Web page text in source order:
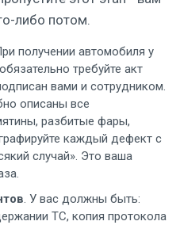
либо потом.
получении автомобиля у
требуйте акт
вами и сотрудником.
описаны все
разбитые фары,
каждый дефект с
случай». Это ваша
. У вас должны быть:
ТС, копия протокола